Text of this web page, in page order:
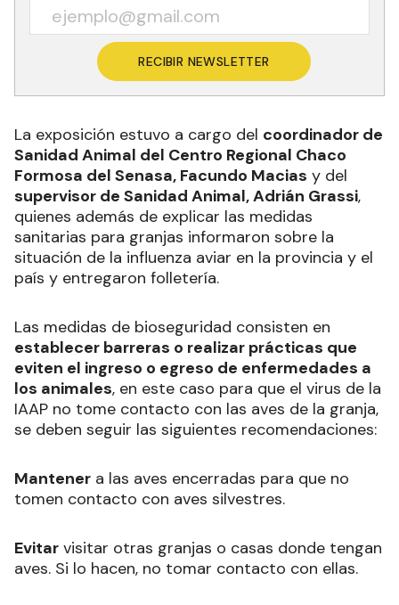
RECIBIR NEWSLETTER
La exposición estuvo a cargo del coordinador de
Sanidad Animal del Centro Regional Chaco
Formosa del Senasa, Facundo Macias y del
supervisor de Sanidad Animal, Adrián Grassi,
quienes además de explicar las medidas
sanitarias para granjas informaron sobre la
situación de la influenza aviar en la provincia y el
país y entregaron folletería.
Las medidas de bioseguridad consisten en
establecer barreras o realizar prácticas que
eviten el ingreso o egreso de enfermedades a
los animales, en este caso para que el virus de la
IAAP no tome contacto con las aves de la granja,
se deben seguir las siguientes recomendaciones:
Mantener a las aves encerradas para que no
tomen contacto con aves silvestres.
Evitar visitar otras granjas o casas donde tengan
aves. Si lo hacen, no tomar contacto con ellas.